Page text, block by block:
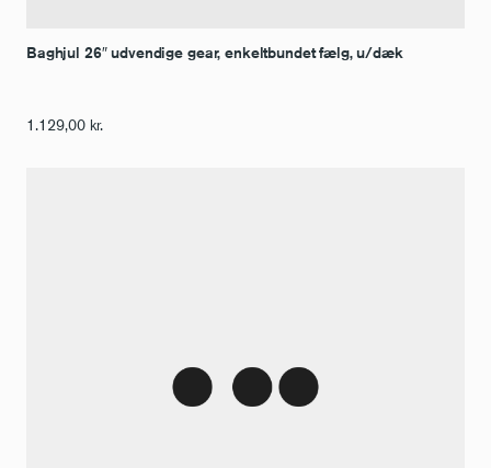
Baghjul 26″ udvendige gear, enkeltbundet fælg, u/dæk
1.129,00 kr.